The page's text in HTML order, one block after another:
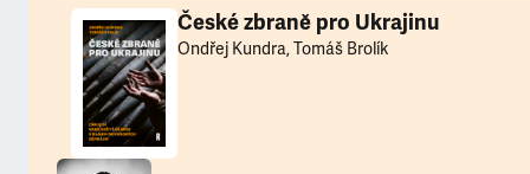
České zbraně pro Ukrajinu
Ondřej Kundra, Tomáš Brolík